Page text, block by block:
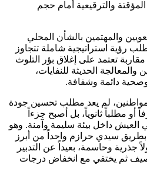
والترقيعية أمام حجم
والمهتمين بالشأن المحلي
رؤية استراتيجية شاملة تتجاوز
تعتمد على إغلاق بؤر التلوث
والمعالجة الحديثة للنفايات،
وصحية دائمة وشفافة.
لم يعد مطلب تحسين جودة
أو مطلباً ثانوياً، بل أصبح جزءاً
داخل بيئة سليمة وآمنة. وهو
سيدي حرازم واحداً من أبرز
جذرية وحاسمة، بعيداً عن التدبير
ثم يختفي مع انخفاض درجات